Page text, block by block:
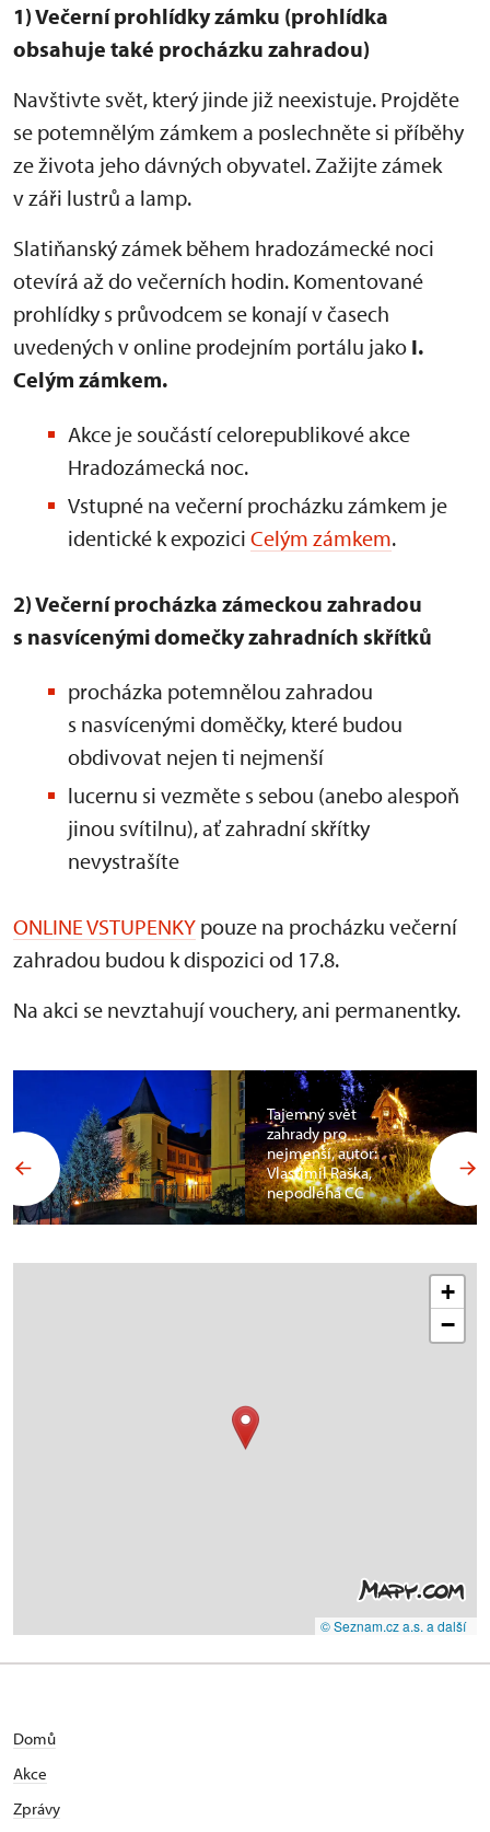
1) Večerní prohlídky zámku (prohlídka
obsahuje také procházku zahradou)
Navštivte svět, který jinde již neexistuje. Projděte
se potemnělým zámkem a poslechněte si příběhy
ze života jeho dávných obyvatel. Zažijte zámek
v záři lustrů a lamp.
Slatiňanský zámek během hradozámecké noci
otevírá až do večerních hodin. Komentované
prohlídky s průvodcem se konají v časech
uvedených v online prodejním portálu jako I.
Celým zámkem.
Akce je součástí celorepublikové akce
Hradozámecká noc.
Vstupné na večerní procházku zámkem je
identické k expozici Celým zámkem.
2) Večerní procházka zámeckou zahradou
s nasvícenými domečky zahradních skřítků
procházka potemnělou zahradou
s nasvícenými doměčky, které budou
obdivovat nejen ti nejmenší
lucernu si vezměte s sebou (anebo alespoň
jinou svítilnu), ať zahradní skřítky
nevystrašíte
ONLINE VSTUPENKY pouze na procházku večerní
zahradou budou k dispozici od 17.8.
Na akci se nevztahují vouchery, ani permanentky.
Tajemný svět
zahrady pro
nejmenší, autor:
Vlastimil Raška,
nepodléhá CC
+
−
© Seznam.cz a.s. a další
Domů
Akce
Zprávy